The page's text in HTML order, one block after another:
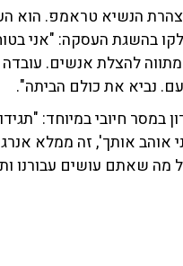
הנשיא טראמפ. הוא
בהשגת העסקה: "אני
נביא את כולם הביתה".
במסר חיובי במיוחד:
אותך', זה ממלא
שאתם עושים עבורנו